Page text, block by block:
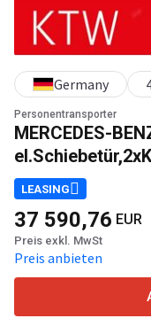
Personentransporter
MERCEDES-
Germany
LEASING
37 590,76 EUR
Preis exkl. MwSt
Preis anbieten